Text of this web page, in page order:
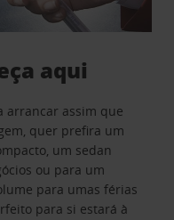
aqui
arrancar assim que
quer prefira um
um sedan
ou para um
para umas férias
para si estará à